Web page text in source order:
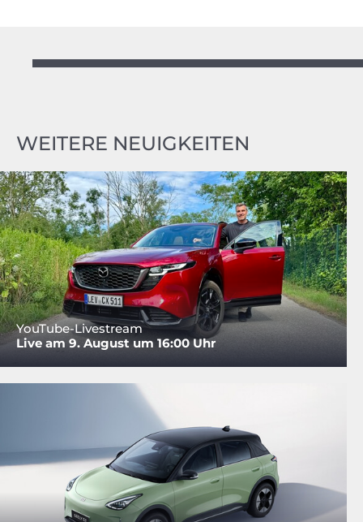
WEITERE NEUIGKEITEN
YouTube-Livestream
Live am 9. August um 16:00 Uhr